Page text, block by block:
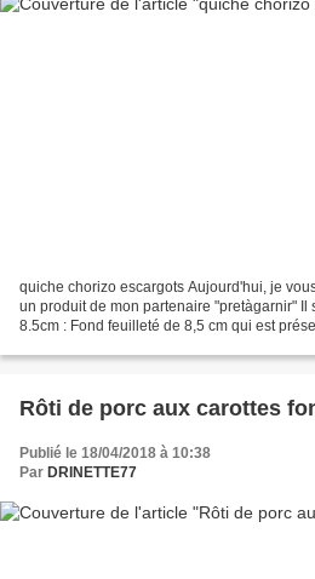
quiche chorizo escargots Aujourd'hui, je
un produit de mon partenaire "pretàgarnir" Il
8.5cm : Fond feuilleté de 8,5 cm qui est
Rôti de porc aux carottes
Publié le 18/04/2018 à 10:38
Par DRINETTE77